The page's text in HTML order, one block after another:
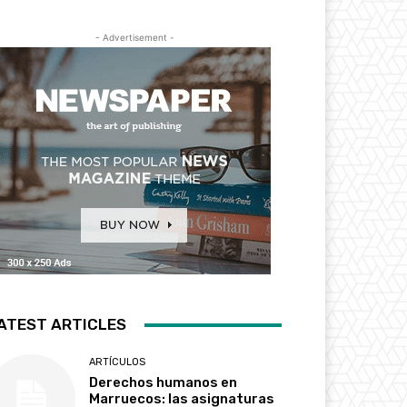
- Advertisement -
ARTICLES
ARTÍCULOS
Derechos humanos en
Marruecos: las asignaturas